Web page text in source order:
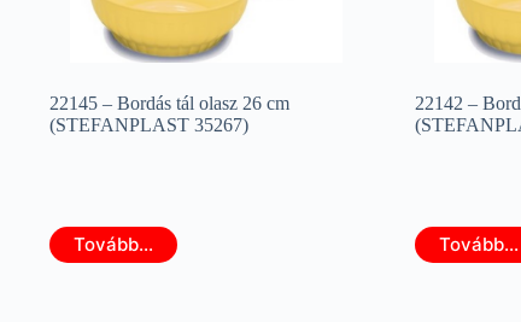
22145 – Bordás tál olasz 26 cm
(STEFANPLAST 35267)
Tovább...
22142 –
Tovább...